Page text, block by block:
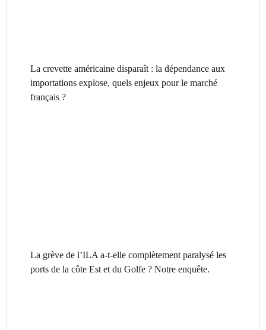
La crevette américaine disparaît : la dépendance aux
importations explose, quels enjeux pour le marché
français ?
La grève de l’ILA a-t-elle complètement paralysé les
ports de la côte Est et du Golfe ? Notre enquête.